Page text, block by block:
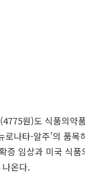
원)도 식품의약
로나타-알주’의 품
증 임상과 미국 식
온다.